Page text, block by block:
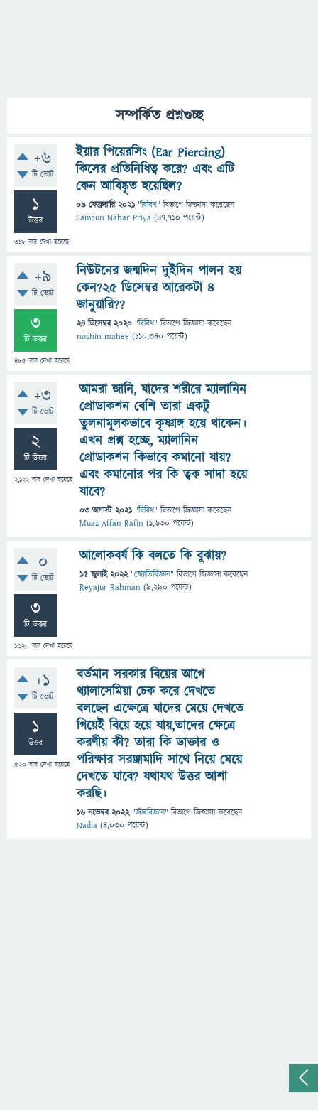
সম্পর্কিত প্রশ্নগুচ্ছ
+6
টি ভোট
1
উত্তর
318 বার দেখা হয়েছে
ইয়ার পিয়েরসিং (Ear Piercing)
কিসের প্রতিনিধিত্ব করে? এবং এটি
কেন আবিষ্কৃত হয়েছিল?
09 ফেব্রুয়ারি 2021 "বিবিধ" বিভাগে জিজ্ঞাসাকরেছেন
Samsun Nahar Priya (47,710 পয়েন্ট)
+9
টি ভোট
3
টি উত্তর
485 বার দেখা হয়েছে
নিউটনের জন্মদিন দুইদিন পালন হয়
কেন?25 ডিসেম্বর আরেকটা 4
জানুয়ারি??
24 ডিসেম্বর 2020 "বিবিধ" বিভাগে জিজ্ঞাসাকরেছেন
noshin mahee (110,340 পয়েন্ট)
+3
টি ভোট
2
টি উত্তর
2,122বার দেখা হয়েছে
আমরা জানি, যাদের শরীরে ম্যালানিন
প্রোডাকশন বেশি তারা একটু
তুলনামূলকভাবে কৃষ্ণাঙ্গ হয়ে থাকেন।
এখন প্রশ্ন হচ্ছে, ম্যালানিন
প্রোডাকশন কিভাবে কমানো যায়?
এবং কমানোর পর কি ত্বক সাদা হয়ে
যাবে?
03 অগাস্ট 2021 "বিবিধ" বিভাগে জিজ্ঞাসাকরেছেন
Muaz Affan Rafin (1,630 পয়েন্ট)
0
টি ভোট
3
টি উত্তর
1,120 বার দেখা হয়েছে
আলোকবর্ষ কি বলতে কি বুঝায়?
15 জুলাই 2022 "জ্যোতির্বিজ্ঞান" বিভাগে জিজ্ঞাসাকরেছেন
Reyajur Rahman (9,290 পয়েন্ট)
+1
টি ভোট
1
উত্তর
520 বার দেখা হয়েছে
বর্তমান সরকার বিয়ের আগে
থ্যালাসেমিয়া চেক করে দেখতে
বলছেন এক্ষেত্রে যাদের মেয়ে দেখতে
গিয়েই বিয়ে হয়ে যায়,তাদের ক্ষেত্রে
করণীয় কী? তারা কি ডাক্তার ও
পরিক্ষার সরঞ্জামাদি সাথে নিয়ে মেয়ে
দেখতে যাবে? যথাযথ উত্তর আশা
করছি।
16 নভেম্বর 2022 "জীববিজ্ঞান" বিভাগে জিজ্ঞাসাকরেছেন
Nadia (4,030 পয়েন্ট)